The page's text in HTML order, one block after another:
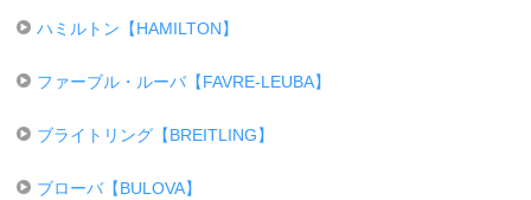
ハミルトン【HAMILTON】
ファーブル・ルーバ【FAVRE-LEUBA】
ブライトリング【BREITLING】
ブローバ【BULOVA】